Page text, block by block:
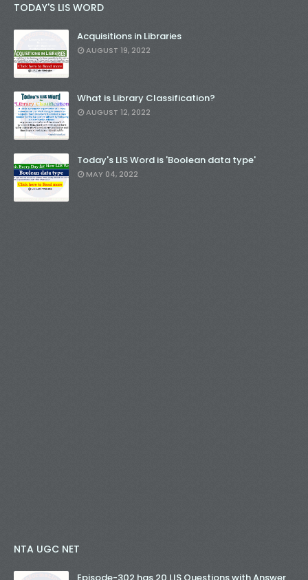
TODAY'S LIS WORD
Acquisitions in Libraries
AUGUST 19, 2022
What is Library Classification?
AUGUST 12, 2022
Today's LIS Word is 'Boolean data type'
MAY 04, 2022
NTA UGC NET